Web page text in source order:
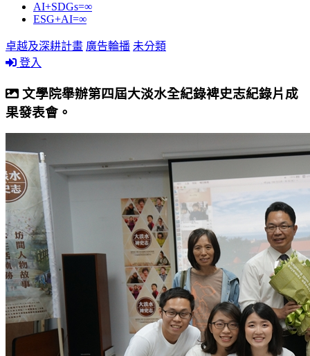
AI+SDGs=∞
ESG+AI=∞
卓越及深耕計畫 廣告輪播 未分類
登入
文學院舉辦第四屆大淡水全紀錄裨史志紀錄片成
果發表會。